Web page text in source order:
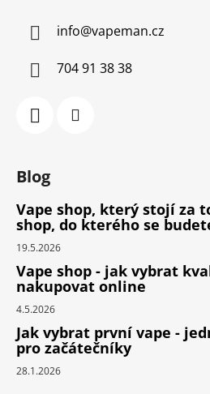
info@vapeman.cz
704 91 38 38
Blog
Vape shop, který stojí za
shop, do kterého se
19.5.2026
Vape shop - jak vybrat
nakupovat online
4.5.2026
Jak vybrat první vape -
pro začátečníky
28.1.2026